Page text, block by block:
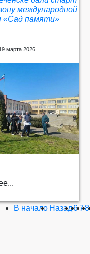
международной
«Сад памяти»
марта 2026
В начало Назад678